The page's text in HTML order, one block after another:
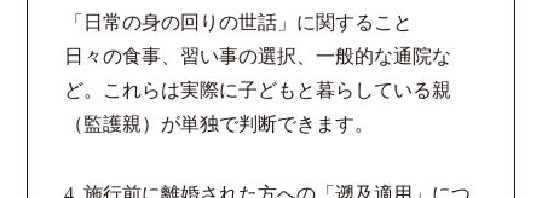
「日常の身の回りの世話」に関すること
日々の食事、習い事の選択、一般的な通院な
ど。これらは実際に子どもと暮らしている親
（監護親）が単独で判断できます。
4. 施行前に離婚された方への「遡及適用」につ